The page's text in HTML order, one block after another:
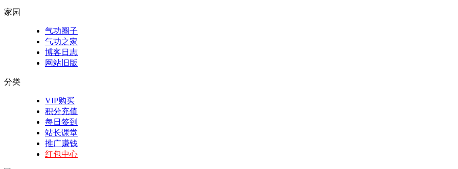
家园
气功圈子
气功之家
博客日志
网站旧版
分类
VIP购买
积分充值
每日签到
站长课堂
推广赚钱
红包中心